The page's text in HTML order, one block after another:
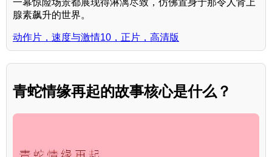
一幕惊险场景都展现得淋漓尽致，仿佛置身于那令人肾上
腺素飙升的世界。
动作片，速度与激情10，正片，高清版
青蛇情缘再起的故事核心是什么？